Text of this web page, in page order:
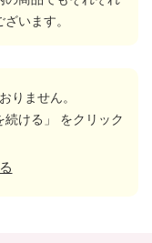
います。
りません。
ける」 をクリック